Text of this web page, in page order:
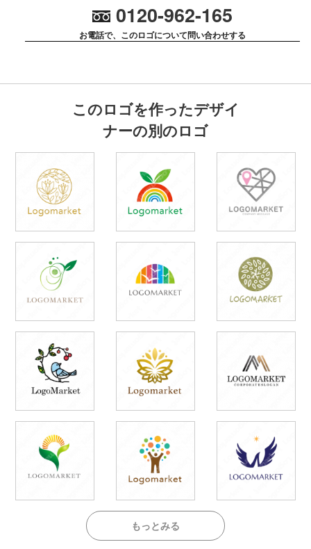
0120-962-165
お電話で、このロゴについて問い合わせする
このロゴを作ったデザイ
ナーの別のロゴ
もっとみる